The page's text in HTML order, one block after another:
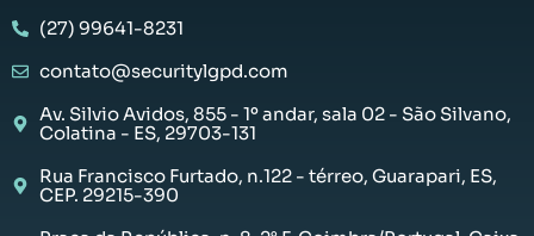
(27) 99641-8231
contato@securitylgpd.com
Av. Silvio Avidos, 855 - 1º andar, sala 02 - São Silvano,
Colatina - ES, 29703-131
Rua Francisco Furtado, n.122 - térreo, Guarapari, ES,
CEP. 29215-390